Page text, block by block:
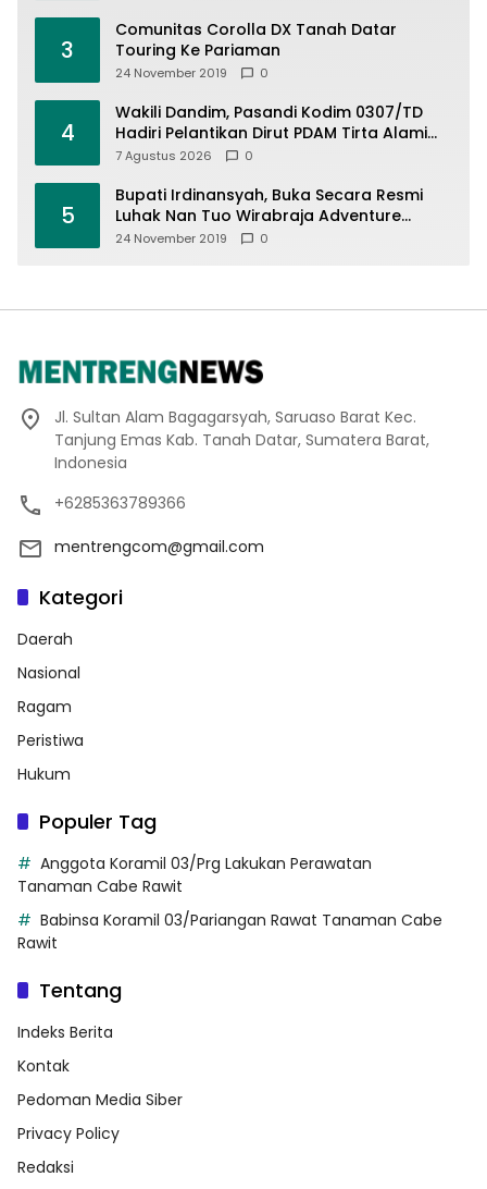
3
Comunitas Corolla DX Tanah Datar
Touring Ke Pariaman
24 November 2019 0
4
Wakili Dandim, Pasandi Kodim 0307/TD
Hadiri Pelantikan Dirut PDAM Tirta Alami
Batusangkar Dr. Inoki Ulma Tiara
7 Agustus 2026 0
5
Bupati Irdinansyah, Buka Secara Resmi
Luhak Nan Tuo Wirabraja Adventure
Offroad 2019
24 November 2019 0
Jl. Sultan Alam Bagagarsyah, Saruaso Barat Kec.
Tanjung Emas Kab. Tanah Datar, Sumatera Barat,
Indonesia
+6285363789366
mentrengcom@gmail.com
Kategori
Daerah
Nasional
Ragam
Peristiwa
Hukum
Populer Tag
Anggota Koramil 03/Prg Lakukan Perawatan
Tanaman Cabe Rawit
Babinsa Koramil 03/Pariangan Rawat Tanaman Cabe
Rawit
Tentang
Indeks Berita
Kontak
Pedoman Media Siber
Privacy Policy
Redaksi